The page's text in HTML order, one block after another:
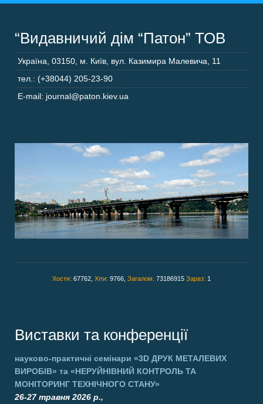
“Видавничий дім “Патон” ТОВ
Україна 03150 м. Київ, вул. Казимира Малевича, 11
тел.: (+38044) 205-23-90
E-mail: journal@paton.kiev.ua
Хости: 67762, Хіти: 9766, Загалом: 73186915 Зараз: 1
Виставки та конференції
науково-практичні семінари «3D ДРУК МЕТАЛЕВИХ
ВИРОБІВ» та «НЕРУЙНІВНИЙ КОНТРОЛЬ ТА
МОНІТОРИНГ ТЕХНІЧНОГО СТАНУ»
26-27 травня 2026 р.,